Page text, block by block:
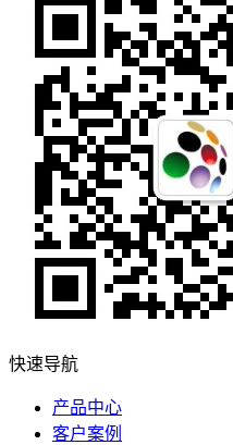
快速导航
产品中心
客户案例